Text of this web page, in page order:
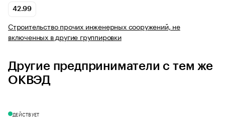
42.99
Строительство прочих инженерных сооружений, не
включенных в другие группировки
Другие предприниматели с тем же
ОКВЭД
ДЕЙСТВУЕТ